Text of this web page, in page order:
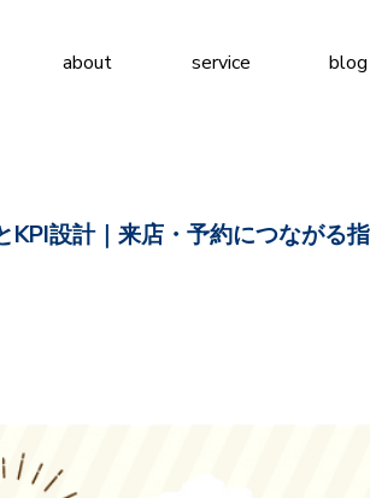
about service blog
設計｜来店・予約につながる